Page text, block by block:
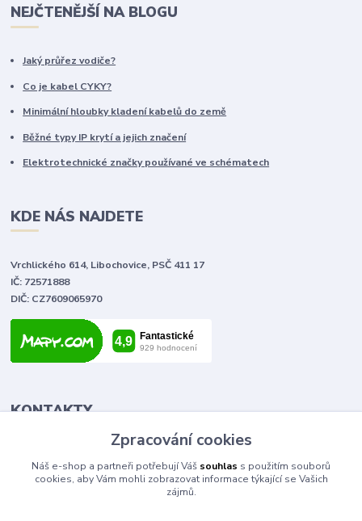
NEJČTENĚJŠÍ NA BLOGU
Jaký průřez vodiče?
Co je kabel CYKY?
Minimální hloubky kladení kabelů do země
Běžné typy IP krytí a jejich značení
Elektrotechnické značky používané ve schématech
KDE NÁS NAJDETE
Vrchlického 614, Libochovice, PSČ 411 17
IČ: 72571888
DIČ: CZ7609065970
KONTAKTY
Tomáš Vlček
+420 702 090 443
volejte od 9,00 - 20,00 hod
Zpracování cookies
Náš e-shop a partneři potřebují Váš souhlas s použitím souborů
cookies, aby Vám mohli zobrazovat informace týkající se Vašich
zájmů.